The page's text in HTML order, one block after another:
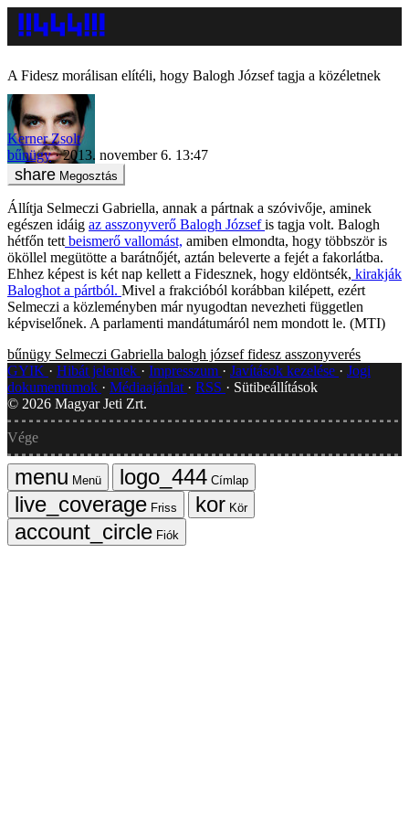
A Fidesz morálisan elítéli, hogy Balogh József tagja a közéletnek
Kerner Zsolt
bűnügy
2013. november 6. 13:47
Megosztás
Állítja Selmeczi Gabriella, annak a pártnak a szóvivője, aminek
egészen idáig az asszonyverő Balogh Józsefis tagja volt. Balogh
hétfőn tett beismerő vallomást, amiben elmondta, hogy többször is
ököllel megütötte a barátnőjét, aztán beleverte a fejét a fakorlátba.
Ehhez képest is két nap kellett a Fidesznek, hogy eldöntsék, kirakják
Baloghot a pártból. Mivel a frakcióból korábban kilépett, ezért
Selmeczi a közleményben már nyugodtan nevezheti független
képviselőnek. A parlamenti mandátumáról nem mondott le. (MTI)
bűnügy Selmeczi Gabriella balogh józsef fidesz asszonyverés
GYIK
Hibát jelentek Impresszum Javítások kezelése
Jogi
dokumentumok
Médiaajánlat RSS
Sütibeállítások
© 2026 Magyar Jeti Zrt.
Vége
Menü
Címlap
Friss
Kör
Fiók